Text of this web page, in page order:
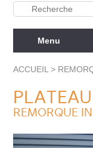
Menu
ACCUEIL >
PLATEAU
REMORQUE